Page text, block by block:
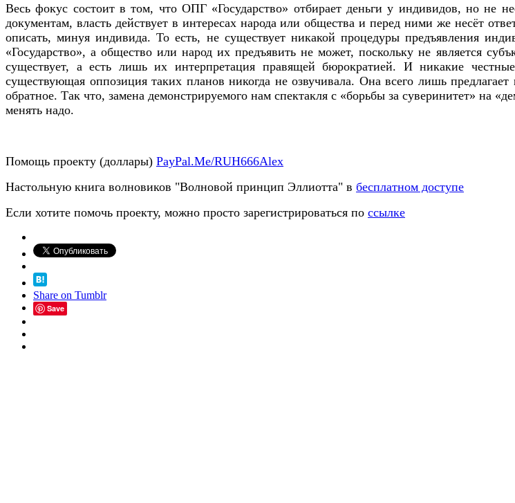
Весь фокус состоит в том, что ОПГ «Государство» отбирает деньги у индивидов, но не
документам, власть действует в интересах народа или общества и перед ними же несёт
описать, минуя индивида. То есть, не существует никакой процедуры предъявления
«Государство», а общество или народ их предъявить не может, поскольку не является
существует, а есть лишь их интерпретация правящей бюрократией. И никакие
существующая оппозиция таких планов никогда не озвучивала. Она всего лишь
обратное. Так что, замена демонстрируемого нам спектакля с «борьбы за суверинитет» на
менять надо.
Помощь проекту (доллары) PayPal.Me/RUH666Alex
Настольную книга волновиков "Волновой принцип Эллиотта" в бесплатном доступе
Если хотите помочь проекту, можно просто зарегистрироваться по ссылке
Share on Tumblr
Save